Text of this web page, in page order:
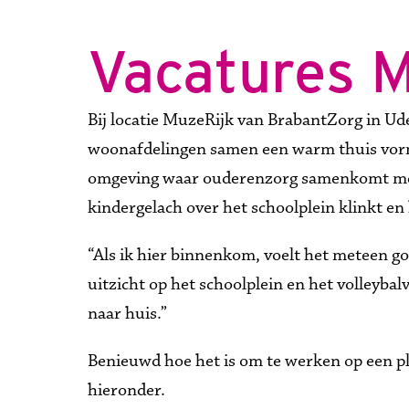
Vacatures
Bij locatie MuzeRijk van BrabantZorg in
woonafdelingen samen een warm thuis
omgeving waar ouderenzorg samenkomt
kindergelach over het schoolplein klinkt
“Als ik hier binnenkom, voelt het meteen
uitzicht op het schoolplein en het
naar huis.”
Benieuwd hoe het is om te werken op een
hieronder.